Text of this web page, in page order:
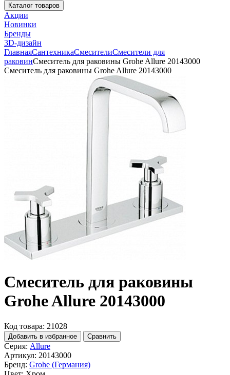
Каталог товаров
Акции
Новинки
Бренды
3D-дизайн
ГлавнаяСантехникаСмесителиСмесители для
раковинСмеситель для раковины Grohe Allure 20143000
Смеситель для раковины Grohe Allure 20143000
Смеситель для раковины
Grohe Allure 20143000
Код товара: 21028
Добавить в избранное Сравнить
Серия: Allure
Артикул: 20143000
Бренд: Grohe (Германия)